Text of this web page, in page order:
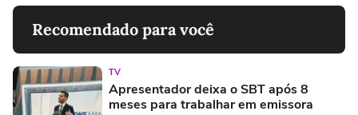
Recomendado para você
TV
Apresentador deixa o SBT após 8
meses para trabalhar em emissora